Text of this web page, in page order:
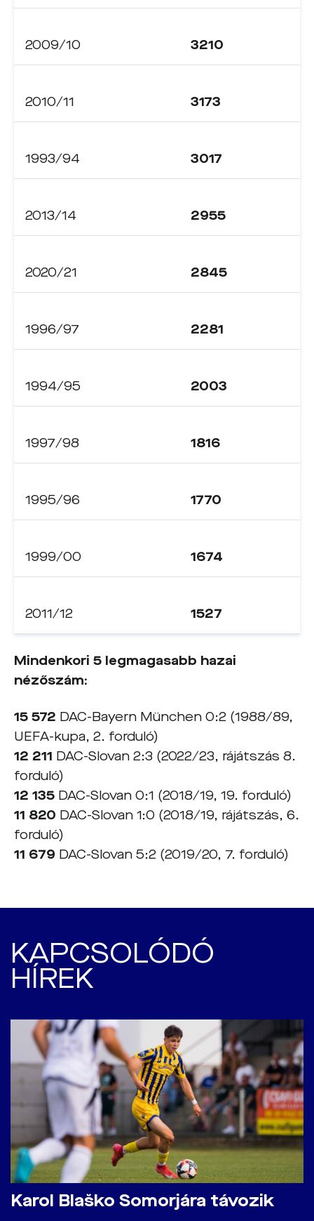
2009/10 3210
2010/11 3173
1993/94 3017
2013/14 2955
2020/21 2845
1996/97 2281
1994/95 2003
1997/98 1816
1995/96 1770
1999/00 1674
2011/12 1527
Mindenkori 5 legmagasabb hazai
nézőszám:
15 572 DAC-Bayern München 0:2 (1988/89,
UEFA-kupa, 2. forduló)
12 211 DAC-Slovan 2:3 (2022/23, rájátszás 8.
forduló)
12 135 DAC-Slovan 0:1 (2018/19, 19. forduló)
11 820 DAC-Slovan 1:0 (2018/19, rájátszás, 6.
forduló)
11 679 DAC-Slovan 5:2 (2019/20, 7. forduló)
KAPCSOLÓDÓ
HÍREK
Karol Blaško Somorjára távozik